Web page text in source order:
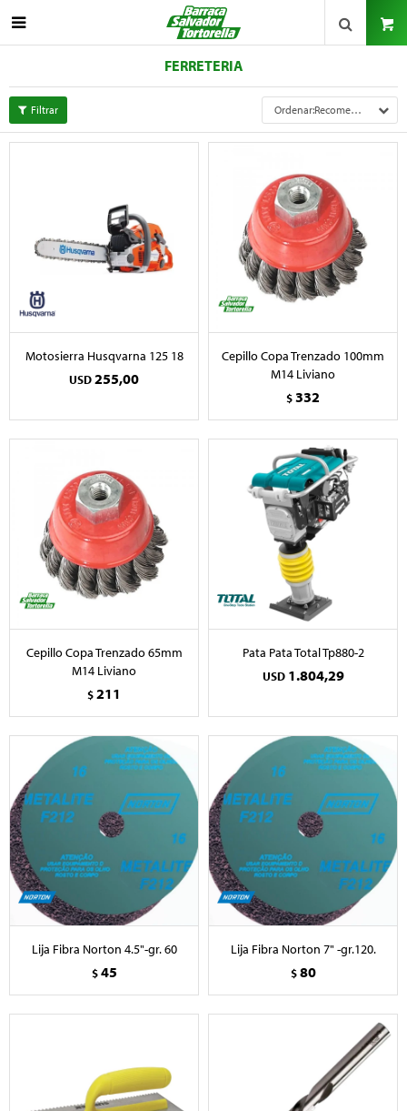

FERRETERIA
Recomendados
Motosierra Husqvarna 125 18
USD255,00
Cepillo Copa Trenzado 100mm
M14 Liviano
$332
Cepillo Copa Trenzado 65mm
M14 Liviano
$211
Pata Pata Total Tp880-2
USD 1.804,29
Lija Fibra Norton 4.5"-gr. 60
$ 45
Lija Fibra Norton 7" -gr.120.
$ 80